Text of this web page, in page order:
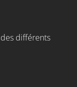
des différents